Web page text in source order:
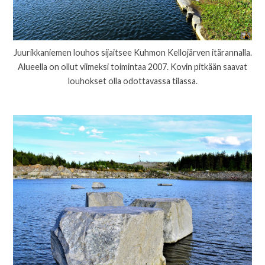
Juurikkaniemen louhos sijaitsee Kuhmon Kellojärven itärannalla.
Alueella on ollut viimeksi toimintaa 2007. Kovin pitkään saavat
louhokset olla odottavassa tilassa.